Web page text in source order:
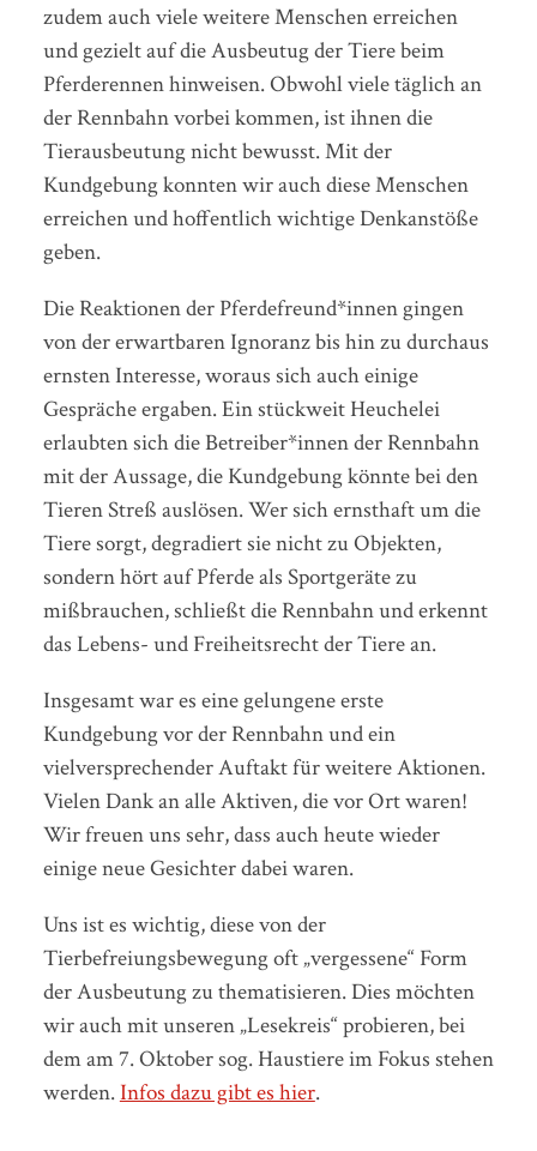
zudem auch viele weitere Menschen erreichen
und gezielt auf die Ausbeutug der Tiere beim
Pferderennen hinweisen. Obwohl viele täglich an
der Rennbahn vorbei kommen, ist ihnen die
Tierausbeutung nicht bewusst. Mit der
Kundgebung konnten wir auch diese Menschen
erreichen und hoffentlich wichtige Denkanstöße
geben.
Die Reaktionen der Pferdefreund*innen gingen
von der erwartbaren Ignoranz bis hin zu durchaus
ernsten Interesse, woraus sich auch einige
Gespräche ergaben. Ein stückweit Heuchelei
erlaubten sich die Betreiber*innen der Rennbahn
mit der Aussage, die Kundgebung könnte bei den
Tieren Streß auslösen. Wer sich ernsthaft um die
Tiere sorgt, degradiert sie nicht zu Objekten,
sondern hört auf Pferde als Sportgeräte zu
mißbrauchen, schließt die Rennbahn und erkennt
das Lebens- und Freiheitsrecht der Tiere an.
Insgesamt war es eine gelungene erste
Kundgebung vor der Rennbahn und ein
vielversprechender Auftakt für weitere Aktionen.
Vielen Dank an alle Aktiven, die vor Ort waren!
Wir freuen uns sehr, dass auch heute wieder
einige neue Gesichter dabei waren.
Uns ist es wichtig, diese von der
Tierbefreiungsbewegung oft „vergessene“ Form
der Ausbeutung zu thematisieren. Dies möchten
wir auch mit unseren „Lesekreis“ probieren, bei
dem am 7. Oktober sog. Haustiere im Fokus stehen
werden.Infos dazu gibt es hier.